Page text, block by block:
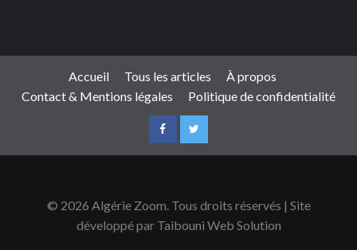
Accueil Tous les articles
À propos
Contact & Mentions légales
Politique de confidentialité
© 2026 Algérie Zoom. Tous droits réservés | Site
développé par Taibouni Web Solution